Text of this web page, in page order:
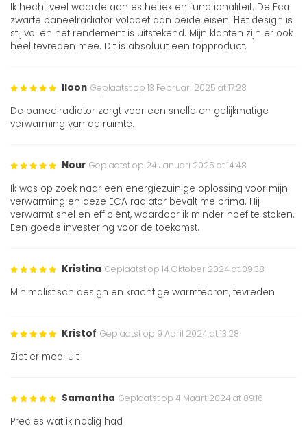
Ik hecht veel waarde aan esthetiek en functionaliteit. De Eca
zwarte paneelradiator voldoet aan beide eisen! Het design is
stijlvol en het rendement is uitstekend. Mijn klanten zijn er ook
heel tevreden mee. Dit is absoluut een topproduct.
Iloon Geplaatst op 13 Februari 2025 at 17:28
De paneelradiator zorgt voor een snelle en gelijkmatige
verwarming van de ruimte.
Nour Geplaatst op 24 Januari 2025 at 14:48
Ik was op zoek naar een energiezuinige oplossing voor mijn
verwarming en deze ECA radiator bevalt me prima. Hij
verwarmt snel en efficiënt, waardoor ik minder hoef te stoken.
Een goede investering voor de toekomst.
Kristina Geplaatst op 14 Oktober 2024 at 09:38
Minimalistisch design en krachtige warmtebron, tevreden
Kristof Geplaatst op 9 April 2024 at 13:28
Ziet er mooi uit
Samantha Geplaatst op 4 Maart 2024 at 09:16
Precies wat ik nodig had